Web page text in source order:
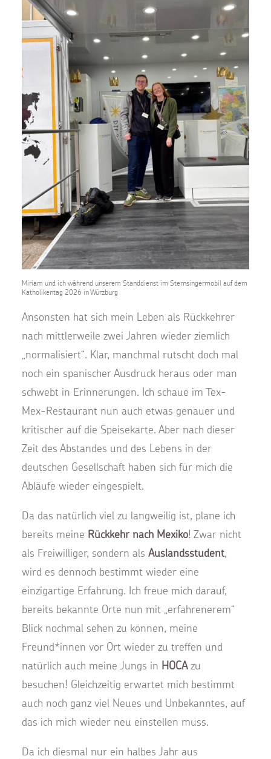
Miriam und ich während unserem Standdienst im Sternsingermobil auf dem
Katholikentag 2026 in Würzburg
Ansonsten hat sich mein Leben als Rückkehrer
nach mittlerweile zwei Jahren wieder ziemlich
„normalisiert“. Klar, manchmal rutscht doch mal
noch ein spanischer Ausdruck heraus oder man
schwebt in Erinnerungen. Ich schaue im Tex-
Mex-Restaurant nun auch etwas genauer und
kritischer auf die Speisekarte. Aber nach dieser
Zeit des Abstandes und des Lebens in der
deutschen Gesellschaft haben sich für mich die
Abläufe wieder eingespielt.
Da das natürlich viel zu langweilig ist, plane ich
bereits meine Rückkehr nach Mexiko! Zwar nicht
als Freiwilliger, sondern als Auslandsstudent,
wird es dennoch bestimmt wieder eine
einzigartige Erfahrung. Ich freue mich darauf,
bereits bekannte Orte nun mit „erfahrenerem“
Blick nochmal sehen zu können, meine
Freund*innen vor Ort wieder zu treffen und
natürlich auch meine Jungs in HOCAzu
besuchen! Gleichzeitig erwartet mich bestimmt
auch noch ganz viel Neues und Unbekanntes, auf
das ich mich wieder neu einstellen muss.
Da ich diesmal nur ein halbes Jahr aus